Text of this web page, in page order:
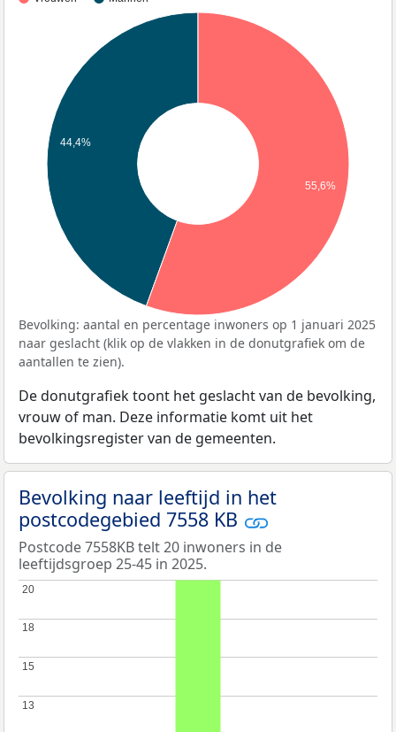
44,4%
55,6%
Bevolking: aantal en percentage inwoners op 1 januari 2025
naar geslacht (klik op de vlakken in de donutgrafiek om de
aantallen te zien).
De donutgrafiek toont het geslacht van de bevolking,
vrouw of man. Deze informatie komt uit het
bevolkingsregister van de gemeenten.
Bevolking naar leeftijd in het
postcodegebied 7558 KB
Postcode 7558KB telt 20 inwoners in de
leeftijdsgroep 25-45 in 2025.
13
13
15
15
18
18
20
20